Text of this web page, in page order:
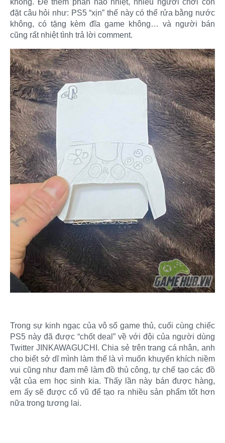
đặt câu hỏi như: PS5 “xịn” thế này có thể rửa bằng nước
không, có tặng kèm đĩa game không… và người bán
cũng rất nhiệt tình trả lời comment.​
Trong sự kinh ngạc của vô số game thủ, cuối cùng chiếc
PS5 này đã được “chốt deal” về với đội của người dùng
Twitter JINKAWAGUCHI. Chia sẻ trên trang cá nhân, anh
cho biết sở dĩ mình làm thế là vì muốn khuyến khích niềm
vui cũng như đam mê làm đồ thủ công, tự chế tạo các đồ
vật của em học sinh kia. Thấy lần này bán được hàng,
em ấy sẽ được cổ vũ để tạo ra nhiều sản phẩm tốt hơn
nữa trong tương lai.​